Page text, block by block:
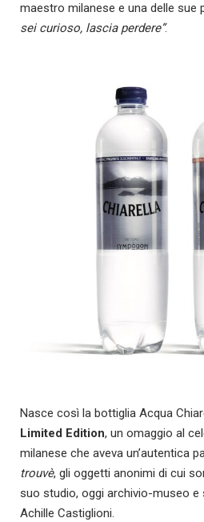
maestro milanese e una delle sue
sei curioso, lascia perdere”.
Nasce così la bottiglia Acqua
Limited Edition, un omaggio al
milanese che aveva un’autentica
trouvè, gli oggetti anonimi di cui
suo studio, oggi archivio-museo e
Achille Castiglioni.